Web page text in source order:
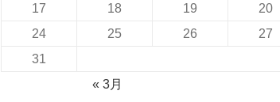
17
18 19 20
24
25 26 27
31
« 3月